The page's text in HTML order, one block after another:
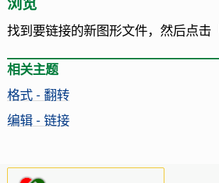
找到要链接的新图形文件，然后点击
相关主题
格式 - 翻转
编辑 - 链接